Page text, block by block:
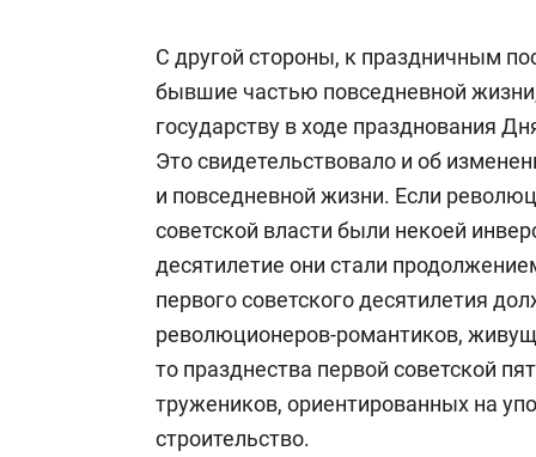
С другой стороны, к праздничным
бывшие частью повседневной
государству в ходе празднования
Это свидетельствовало и об
и повседневной жизни. Если
советской власти были некоей
десятилетие они стали
первого советского десятилетия
революционеров-романтиков,
то празднества первой советской
тружеников, ориентированных на
строительство.